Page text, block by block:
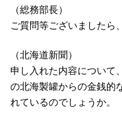
（総務部長）
ご質問等ございましたら
（北海道新聞）
申し入れた内容について
の北海製罐からの金銭的
れているのでしょうか。